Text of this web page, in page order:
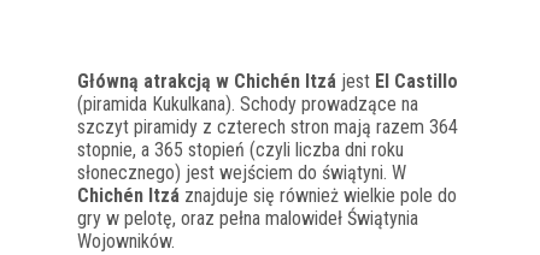
Główną atrakcją w Chichén Itzá jest El Castillo
(piramida Kukulkana). Schody prowadzące na
szczyt piramidy z czterech stron mają razem 364
stopnie, a 365 stopień (czyli liczba dni roku
słonecznego) jest wejściem do świątyni. W
Chichén Itzá znajduje się również wielkie pole do
gry w pelotę, oraz pełna malowideł Świątynia
Wojowników.